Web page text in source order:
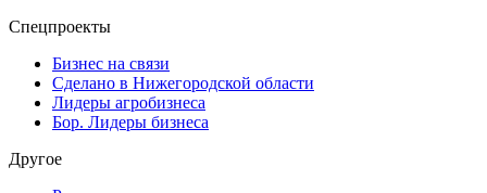
Спецпроекты
Бизнес на связи
Сделано в Нижегородской области
Лидеры агробизнеса
Бор. Лидеры бизнеса
Другое